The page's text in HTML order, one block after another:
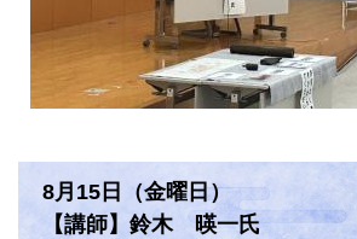
8月15日（金曜日）
【講師】鈴木 暎一氏